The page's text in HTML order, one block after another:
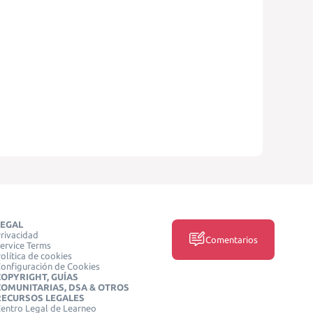
Terms
de cookies
de Cookies
GUÍAS
DSA & OTROS
LEGALES
Legal de Learneo
Comentarios